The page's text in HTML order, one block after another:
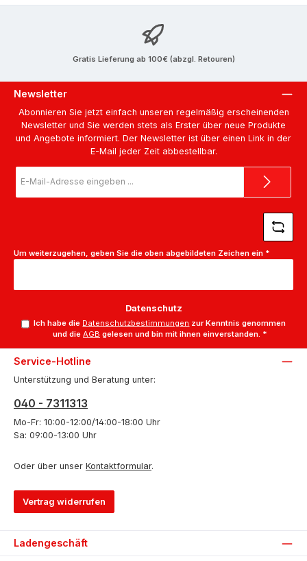
Gratis Lieferung ab 100€ (abzgl. Retouren)
Newsletter
Abonnieren Sie jetzt einfach unseren regelmäßig erscheinenden
Newsletter und Sie werden stets als Erster über neue Produkte
und Angebote informiert. Der Newsletter ist über einen Link in der
E-Mail jeder Zeit abbestellbar.
Mail-
Um weiterzugehen, geben Sie die oben abgebildeten Zeichen ein *
Datenschutz
Ich habe die Datenschutzbestimmungen zur Kenntnis genommen
und dieAGB gelesen und bin mit ihnen einverstanden. *
Service-Hotline
Unterstützung und Beratung unter:
040 - 7311313
Mo-Fr: 10:00-12:00/14:00-18:00 Uhr
Sa: 09:00-13:00 Uhr
Oder über unser Kontaktformular.
Vertrag widerrufen
Ladengeschäft